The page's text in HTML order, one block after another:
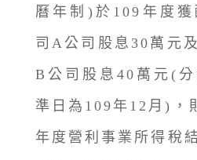
曆年制)於109年度
司A公司股息30萬元
B公司股息40萬元(
準日為109年12月)，
年度營利事業所得稅